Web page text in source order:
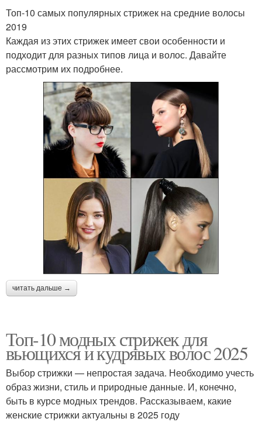
Топ-10 самых популярных стрижек на средние волосы
2019
Каждая из этих стрижек имеет свои особенности и
подходит для разных типов лица и волос. Давайте
рассмотрим их подробнее.
читать дальше →
Топ-10 модных стрижек для
вьющихся и кудрявых волос 2025
Выбор стрижки — непростая задача. Необходимо учесть
образ жизни, стиль и природные данные. И, конечно,
быть в курсе модных трендов. Рассказываем, какие
женские стрижки актуальны в 2025 году